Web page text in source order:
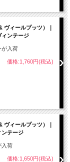
ヴィールプッツ）｜
ンテージ
が入荷
価格:1,760円(税込)
ヴィールプッツ）｜
テージ
入荷
価格:1,650円(税込)